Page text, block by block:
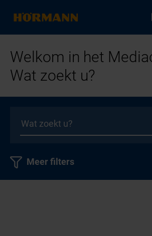
Welkom in het
Wat zoekt u?
Meer filters